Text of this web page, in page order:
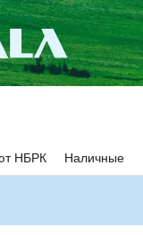
НБРК Наличные